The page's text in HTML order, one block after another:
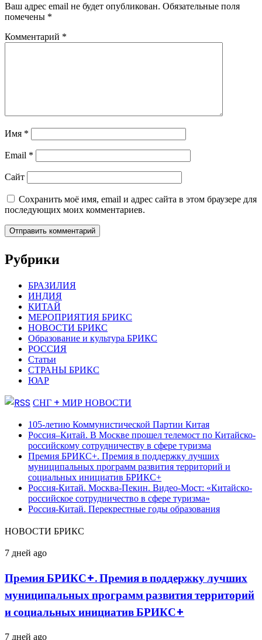
Ваш адрес email не будет опубликован. Обязательные поля
помечены *
Комментарий *
Имя *
Email *
Сайт
Сохранить моё имя, email и адрес сайта в этом браузере для
последующих моих комментариев.
Рубрики
БРАЗИЛИЯ
ИНДИЯ
КИТАЙ
МЕРОПРИЯТИЯ БРИКС
НОВОСТИ БРИКС
Образование и культура БРИКС
РОССИЯ
Статьи
СТРАНЫ БРИКС
ЮАР
СНГ + МИР НОВОСТИ
105-летию Коммунистической Партии Китая
Россия–Китай. В Москве прошел телемост по Китайско-
российскому сотрудничеству в сфере туризма
Премия БРИКС+. Премия в поддержку лучших
муниципальных программ развития территорий и
социальных инициатив БРИКС+
Россия-Китай. Москва-Пекин. Видео-Мост: «Китайско-
российское сотрудничество в сфере туризма»
Россия-Китай. Перекрестные годы образования
НОВОСТИ БРИКС
Премия
Премия
в
поддержку
муниципальных
развития
7 дней ago
Премия БРИКС+. Премия в поддержку лучших
муниципальных программ развития территорий
и социальных инициатив БРИКС+
Россия-
7 дней ago